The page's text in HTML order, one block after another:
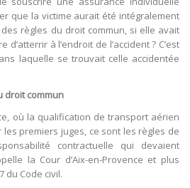
que la victime aurait été intégralement
règles du droit commun, si elle avait
d’atterrir à l’endroit de l’accident ? C’est
laquelle se trouvait celle accidentée
droit commun
où la qualification de transport aérien
premiers juges, ce sont les règles de
contractuelle qui devaient
la Cour d’Aix-en-Provence et plus
du Code civil.